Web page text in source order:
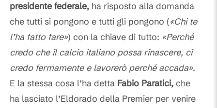
presidente federale, ha risposto alla domanda
che tutti si pongono e tutti gli pongono («Chi te
l’ha fatto fare») con la chiave di tutto: «Perché
credo che il calcio italiano possa rinascere, ci
credo fermamente e lavorerò perché accada».
E la stessa cosa l’ha detta Fabio Paratici, che
ha lasciato l’Eldorado della Premier per venire